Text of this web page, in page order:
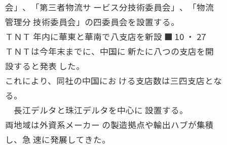
会」、「第三者物流サ ービス分技術委員会」、「物流
管理分 技術委員会」の四委員会を設置する。
ＴＮＴ 年内に華東と華南で八支店を新設 ■ 10 ・ 27
ＴＮＴは今年末までに、中国に 新たに八つの支店を開
設すると発表 した。
これにより、同社の中国にお ける支店数は三四支店とな
る。
長江デルタと珠江デルタを中心に 設置する。
両地域は外資系メーカー の製造拠点や輸出ハブが集積
し、急 速に発展してきた。